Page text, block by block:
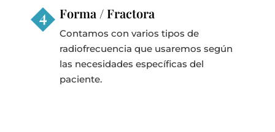
Forma / Fractora
Contamos con varios tipos de
radiofrecuencia que usaremos según
las necesidades específicas del
paciente.